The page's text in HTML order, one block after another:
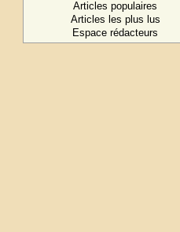
Articles populaires
Articles les plus lus
Espace rédacteurs